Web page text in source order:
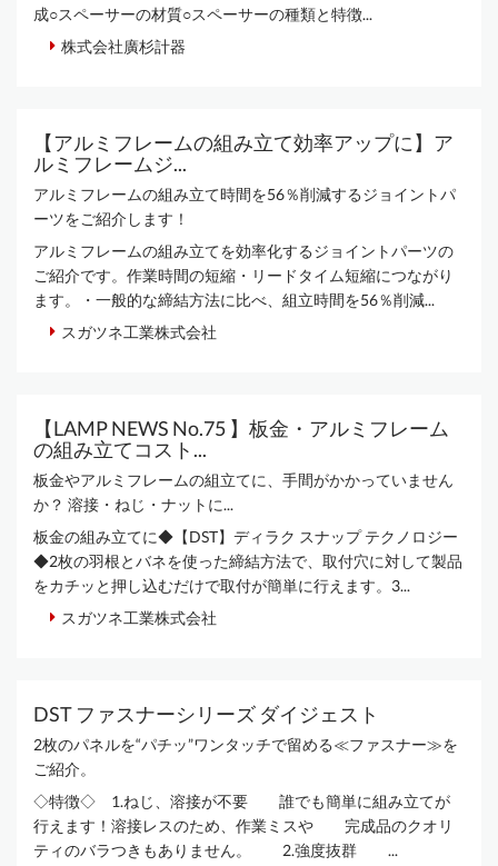
成○スペーサーの材質○スペーサーの種類と特徴...
株式会社廣杉計器
【アルミフレームの組み立て効率アップに】ア
ルミフレームジ...
アルミフレームの組み立て時間を56％削減するジョイントパ
ーツをご紹介します！
アルミフレームの組み立てを効率化するジョイントパーツの
ご紹介です。作業時間の短縮・リードタイム短縮につながり
ます。・一般的な締結方法に比べ、組立時間を56％削減...
スガツネ工業株式会社
【LAMP NEWS No.75 】板金・アルミフレーム
の組み立てコスト...
板金やアルミフレームの組立てに、手間がかかっていません
か？ 溶接・ねじ・ナットに...
板金の組み立てに◆【DST】ディラク スナップ テクノロジー
◆2枚の羽根とバネを使った締結方法で、取付穴に対して製品
をカチッと押し込むだけで取付が簡単に行えます。3...
スガツネ工業株式会社
DST ファスナーシリーズ ダイジェスト
2枚のパネルを“パチッ”ワンタッチで留める≪ファスナー≫を
ご紹介。
◇特徴◇ 1.ねじ、溶接が不要 誰でも簡単に組み立てが
行えます！溶接レスのため、作業ミスや 完成品のクオリ
ティのバラつきもありません。 2.強度抜群 ...